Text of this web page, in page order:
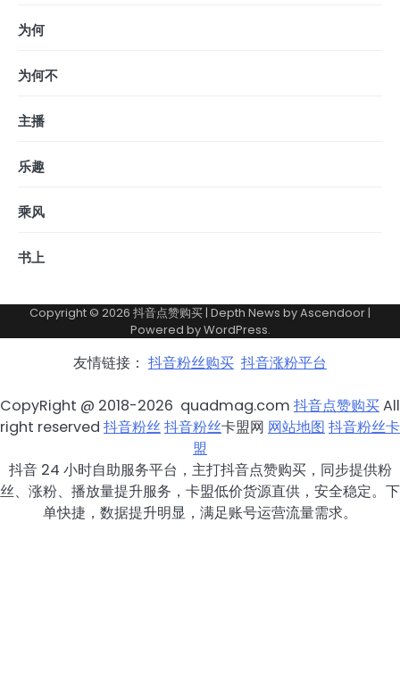
为何
为何不
主播
乐趣
乘风
书上
Copyright © 2026 抖音点赞购买| Depth News byAscendoor|
Powered byWordPress.
友情链接： 抖音粉丝购买 抖音涨粉平台
CopyRight @ 2018-2026 quadmag.com 抖音点赞购买All
right reserved 抖音粉丝抖音粉丝卡盟网 网站地图 抖音粉丝卡
盟
抖音 24 小时自助服务平台，主打抖音点赞购买，同步提供粉
丝、涨粉、播放量提升服务，卡盟低价货源直供，安全稳定。下
单快捷，数据提升明显，满足账号运营流量需求。